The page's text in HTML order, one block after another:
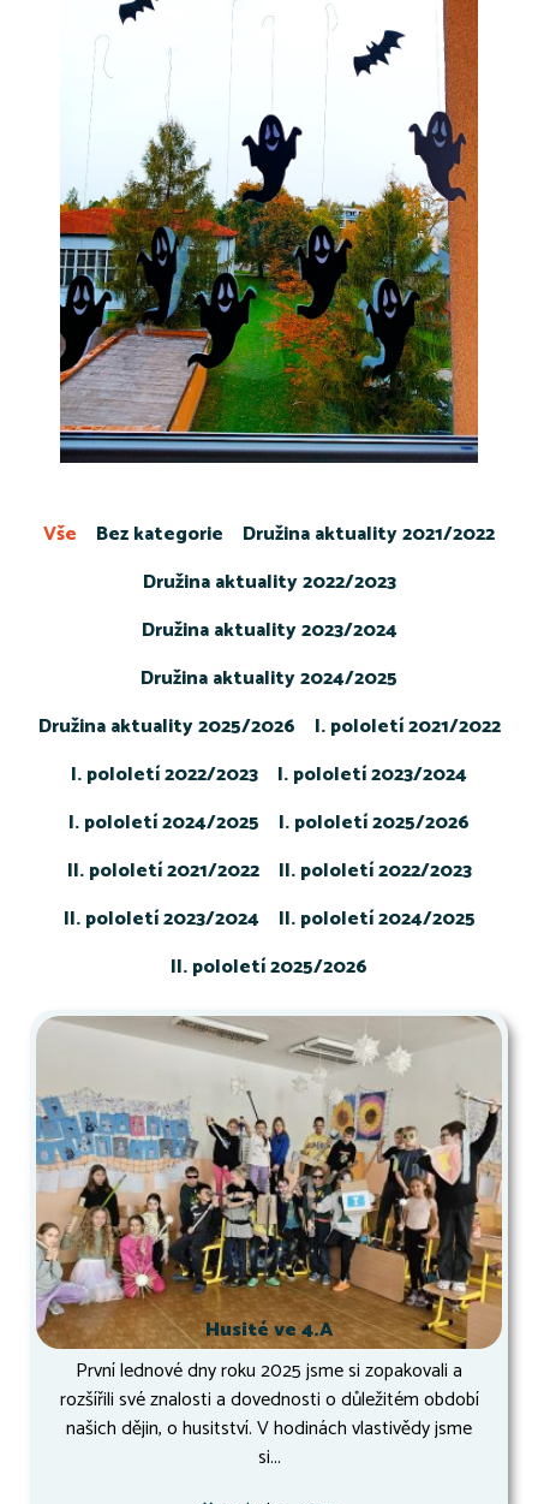
Bez kategorie
Družina aktuality 2021/2022
Družina aktuality 2022/2023
Družina aktuality 2023/2024
Družina aktuality 2024/2025
Družina aktuality 2025/2026
I. pololetí 2021/2022
I. pololetí 2022/2023
I. pololetí 2023/2024
I. pololetí 2024/2025
I. pololetí 2025/2026
II. pololetí 2021/2022
II. pololetí 2022/2023
II. pololetí 2023/2024
II. pololetí 2024/2025
II. pololetí 2025/2026
Vše
Husité ve 4.A
První lednové dny roku 2025 jsme si zopakovali a
rozšířili své znalosti a dovednosti o důležitém období
našich dějin, o husitství. V hodinách vlastivědy jsme
si...